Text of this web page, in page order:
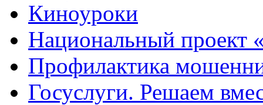
Киноуроки
Национальный проект
Профилактика
Госуслуги. Решаем